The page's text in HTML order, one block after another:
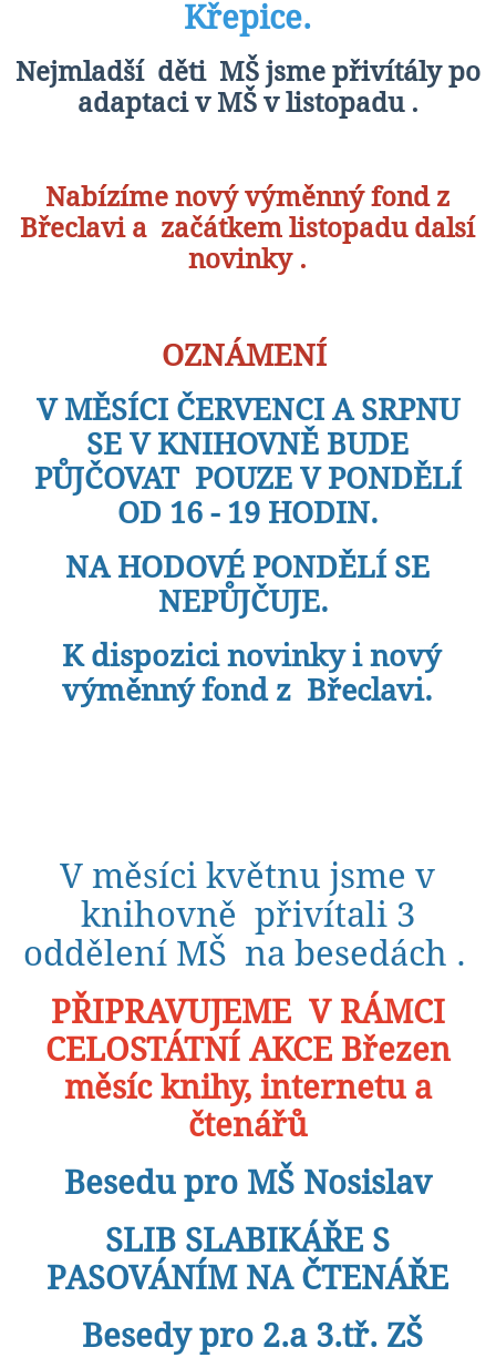
Křepice.
Nejmladší děti MŠ jsme přivítály po
adaptaci v MŠ v listopadu .
Nabízíme nový výměnný fond z
Břeclavi a začátkem listopadu dalsí
novinky .
OZNÁMENÍ
V MĚSÍCI ČERVENCI A SRPNU
SE V KNIHOVNĚ BUDE
PŮJČOVAT POUZE V PONDĚLÍ
OD 16 - 19 HODIN.
NA HODOVÉ PONDĚLÍ SE
NEPŮJČUJE.
K dispozici novinky i nový
výměnný fond z Břeclavi.
V měsíci květnu jsme v
knihovně přivítali 3
oddělení MŠ na besedách .
PŘIPRAVUJEME V RÁMCI
CELOSTÁTNÍ AKCE Březen
měsíc knihy, internetu a
čtenářů
Besedu pro MŠ Nosislav
SLIB SLABIKÁŘE S
PASOVÁNÍM NA ČTENÁŘE
Besedy pro 2.a 3.tř. ZŠ